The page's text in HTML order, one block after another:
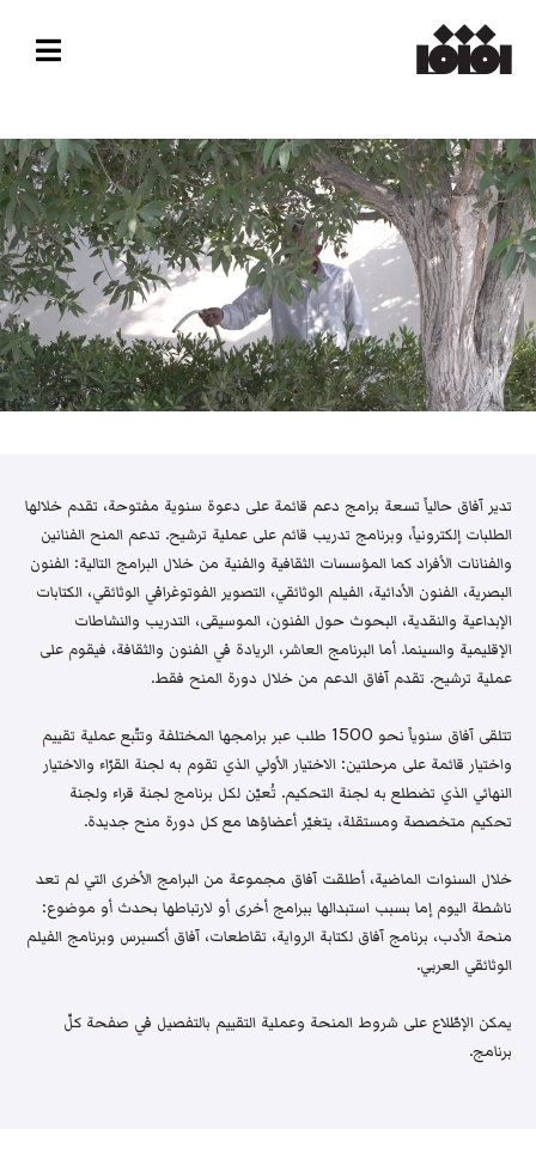
تدير آفاق حالياً تسعة برامج دعم قائمة على دعوة سنوية مفتوحة، تقدم خلالها
الطلبات إلكترونياً، وبرنامج تدريب قائم على عملية ترشيح. تدعم المنح الفنانين
والفنانات الأفراد كما المؤسسات الثقافية والفنية من خلال البرامج التالية: الفنون
البصرية، الفنون الأدائية، الفيلم الوثائقي، التصوير الفوتوغرافي الوثائقي، الكتابات
الإبداعية والنقدية، البحوث حول الفنون، الموسيقى، التدريب والنشاطات
الإقليمية والسينما. أما البرنامج العاشر، الريادة في الفنون والثقافة، فيقوم على
عملية ترشيح. تقدم آفاق الدعم من خلال دورة المنح فقط.
تتلقى آفاق سنوياً نحو 1500 طلب عبر برامجها المختلفة وتتّبع عملية تقييم
واختيار قائمة على مرحلتين: الاختيار الأولي الذي تقوم به لجنة القرّاء والاختيار
النهائي الذي تضطلع به لجنة التحكيم. تُعيّن لكل برنامج لجنة قراء ولجنة
تحكيم متخصصة ومستقلة، يتغيّر أعضاؤها مع كل دورة منح جديدة.
خلال السنوات الماضية، أطلقت آفاق مجموعة من البرامج الأخرى التي لم تعد
ناشطة اليوم إما بسبب استبدالها ببرامج أخرى أو لارتباطها بحدث أو موضوع:
منحة الأدب، برنامج آفاق لكتابة الرواية، تقاطعات، آفاق أكسبرس وبرنامج الفيلم
الوثائقي العربي.
يمكن الإطّلاع على شروط المنحة وعملية التقييم بالتفصيل في صفحة كلّ
برنامج.